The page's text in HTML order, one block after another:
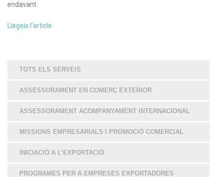
endavant.
Llegeix l’article
TOTS ELS SERVEIS
ASSESSORAMENT EN COMERÇ EXTERIOR
ASSESSORAMENT ACOMPANYAMENT INTERNACIONAL
MISSIONS EMPRESARIALS I PROMOCIÓ COMERCIAL
INICIACIÓ A L’EXPORTACIÓ
PROGRAMES PER A EMPRESES EXPORTADORES